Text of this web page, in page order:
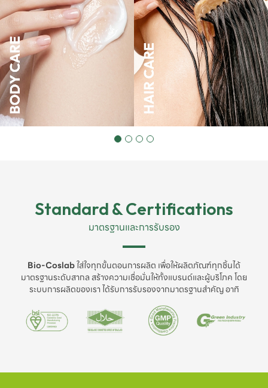
Standard & Certifications
มาตรฐานและการรับรอง
Bio-Coslabใส่ใจทุกขั้นตอนการผลิต เพื่อให้ผลิตภัณฑ์ทุกชิ้นได้
มาตรฐานระดับสากล สร้างความเชื่อมั่นให้ทั้งแบรนด์และผู้บริโภค โดย
ระบบการผลิตของเรา ได้รับการรับรองจากมาตรฐานสำคัญ อาทิ